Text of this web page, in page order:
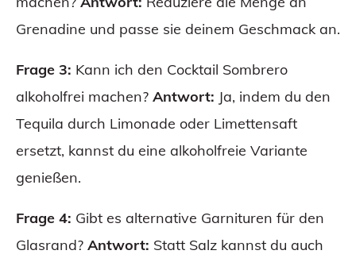
Grenadine und passe sie deinem Geschmack an.
Frage 3: Kann ich den Cocktail Sombrero
alkoholfrei machen? Antwort: Ja, indem du den
Tequila durch Limonade oder Limettensaft
ersetzt, kannst du eine alkoholfreie Variante
genießen.
Frage 4: Gibt es alternative Garnituren für den
Glasrand? Antwort: Statt Salz kannst du auch